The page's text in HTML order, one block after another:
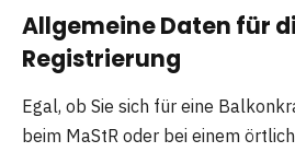
Allgemeine Daten für
Registrierung
Egal, ob Sie sich für eine
beim MaStR oder bei einem